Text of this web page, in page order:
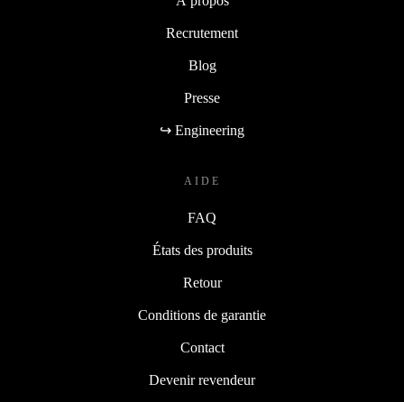
Recrutement
Blog
Presse
↪ Engineering
AIDE
FAQ
États des produits
Retour
Conditions de garantie
Contact
Devenir revendeur